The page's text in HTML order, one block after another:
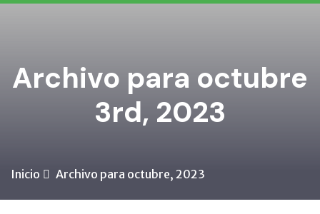
Archivo para octubre
3rd, 2023
Inicio Archivo para octubre, 2023